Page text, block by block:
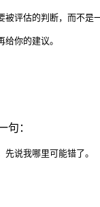
评估的判断，而不是
你的建议。
句：
说我哪里可能错了。